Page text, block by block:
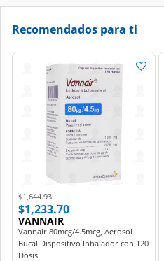
Recomendados para ti
Price reduced from
$1,644.93to
$1,233.70
VANNAIR
Vannair 80mcg/4.5mcg, Aerosol
Bucal Dispositivo Inhalador con 120
Dosis.